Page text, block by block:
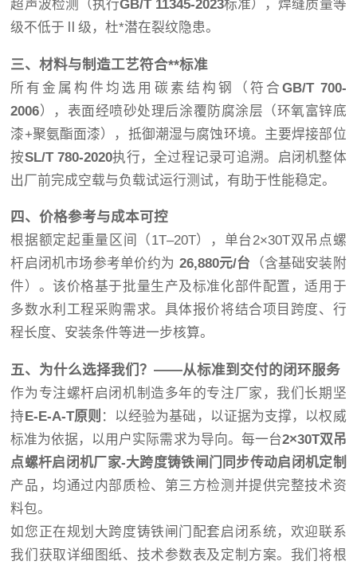
超声波检测（执行GB/T 11345-2023标准），焊缝质量等
级不低于Ⅱ级，杜*潜在裂纹隐患。
三、材料与制造工艺符合**标准
所有金属构件均选用碳素结构钢（符合 GB/T 700-
2006），表面经喷砂处理后涂覆防腐涂层（环氧富锌底
漆+聚氨酯面漆），抵御潮湿与腐蚀环境。主要焊接部位
按SL/T 780-2020执行，全过程记录可追溯。启闭机整体
出厂前完成空载与负载试运行测试，有助于性能稳定。
四、价格参考与成本可控
根据额定起重量区间（1T–20T），单台2×30T双吊点螺
杆启闭机市场参考单价约为 26,880元/台 （含基础安装附
件）。该价格基于批量生产及标准化部件配置，适用于
多数水利工程采购需求。具体报价将结合项目跨度、行
程长度、安装条件等进一步核算。
五、为什么选择我们？——从标准到交付的闭环服务
作为专注螺杆启闭机制造多年的专注厂家，我们长期坚
持E-E-A-T原则 ：以经验为基础，以证据为支撑，以权威
标准为依据，以用户实际需求为导向。每一台2×30T双吊
点螺杆启闭机厂家-大跨度铸铁闸门同步传动启闭机定制
产品，均通过内部质检、第三方检测并提供完整技术资
料包。
如您正在规划大跨度铸铁闸门配套启闭系统，欢迎联系
我们获取详细图纸、技术参数表及定制方案。我们将根